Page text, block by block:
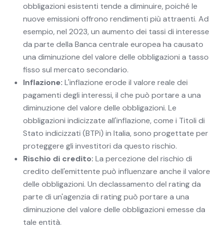
obbligazioni esistenti tende a diminuire, poiché le
nuove emissioni offrono rendimenti più attraenti. Ad
esempio, nel 2023, un aumento dei tassi di interesse
da parte della Banca centrale europea ha causato
una diminuzione del valore delle obbligazioni a tasso
fisso sul mercato secondario.
Inflazione: L'inflazione erode il valore reale dei
pagamenti degli interessi, il che può portare a una
diminuzione del valore delle obbligazioni. Le
obbligazioni indicizzate all'inflazione, come i Titoli di
Stato indicizzati (BTPi) in Italia, sono progettate per
proteggere gli investitori da questo rischio.
Rischio di credito: La percezione del rischio di
credito dell'emittente può influenzare anche il valore
delle obbligazioni. Un declassamento del rating da
parte di un'agenzia di rating può portare a una
diminuzione del valore delle obbligazioni emesse da
tale entità.